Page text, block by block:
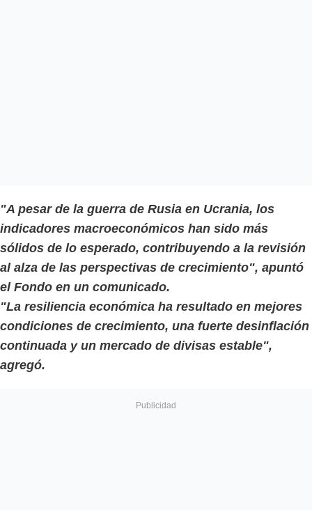
"A pesar de la guerra de Rusia en Ucrania, los
indicadores macroeconómicos han sido más
sólidos de lo esperado, contribuyendo a la revisión
al alza de las perspectivas de crecimiento", apuntó
el Fondo en un comunicado.
"La resiliencia económica ha resultado en mejores
condiciones de crecimiento, una fuerte desinflación
continuada y un mercado de divisas estable",
agregó.